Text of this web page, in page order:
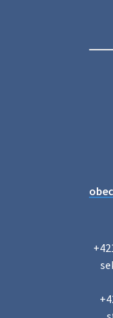
Zájazd do
Základná
srdečne pozýva
priateľov na
Poradne
diskrétne
odborníkov Vám
oblastiach: právo